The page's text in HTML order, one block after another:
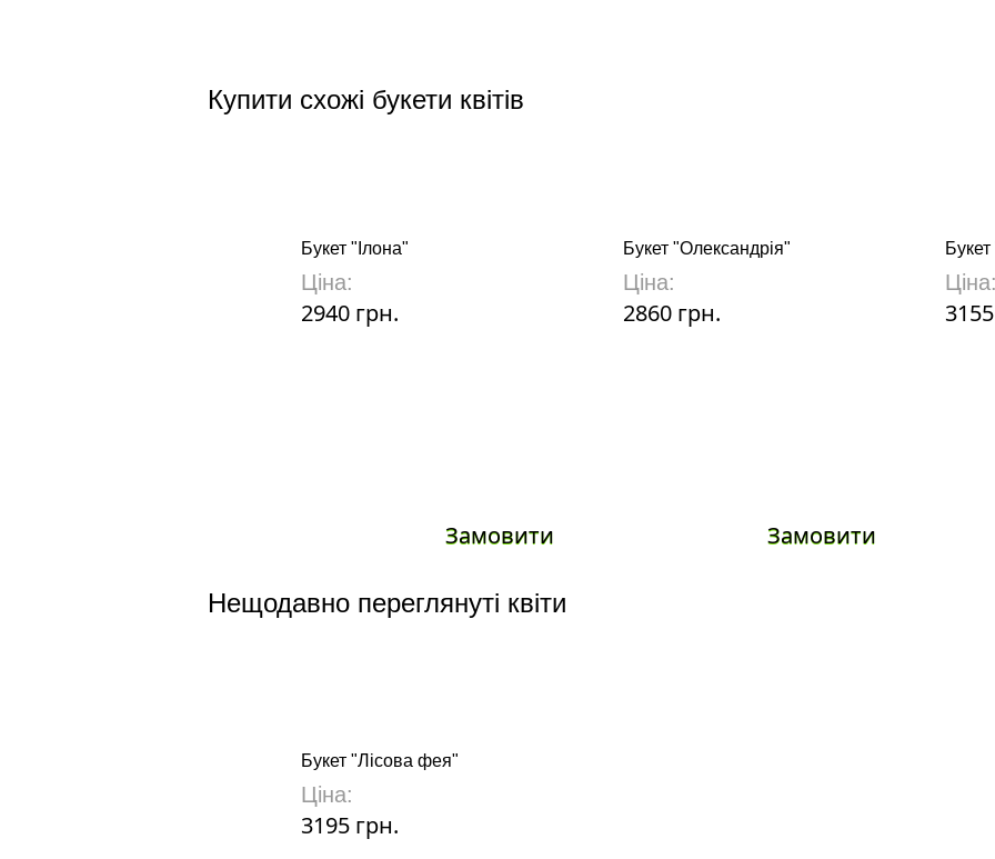
Купити схожі букети квітів
Букет "Ілона"
Ціна:
2940 грн.
Замовити
Букет "Олександрія"
Ціна:
2860 грн.
Замовити
Ціна:
Нещодавно переглянуті квіти
Букет "Лісова фея"
Ціна:
3195 грн.